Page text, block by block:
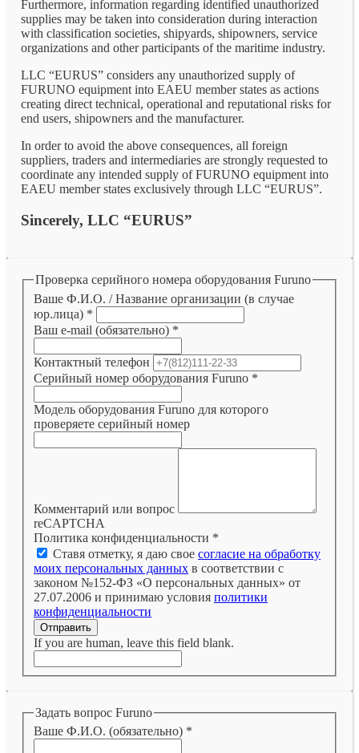
Furthermore, information regarding identified unauthorized
supplies may be taken into consideration during interaction
with classification societies, shipyards, shipowners, service
organizations and other participants of the maritime industry.
LLC “EURUS” considers any unauthorized supply of
FURUNO equipment into EAEU member states as actions
creating direct technical, operational and reputational risks for
end users, shipowners and the manufacturer.
In order to avoid the above consequences, all foreign
suppliers, traders and intermediaries are strongly requested to
coordinate any intended supply of FURUNO equipment into
EAEU member states exclusively through LLC “EURUS”.
Sincerely, LLC “EURUS”
Проверка серийного номера оборудования Furuno
Ваше Ф.И.О. / Название организации (в случае
юр.лица) *
Ваш e-mail (обязательно) *
Контактный телефон
Серийный номер оборудования Furuno *
Модель оборудования Furuno для которого
проверяете серийный номер
Комментарий или вопрос
reCAPTCHA
Политика конфиденциальности *
Ставя отметку, я даю свое согласие на обработку
моих персональных данных в соответствии с
законом №152-ФЗ «О персональных данных» от
27.07.2006 и принимаю условия политики
конфиденциальности
Отправить
If you are human, leave this field blank.
Задать вопрос Furuno
Ваше Ф.И.О. (обязательно) *